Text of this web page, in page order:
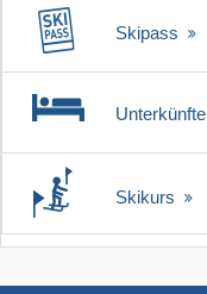
Skipass
Unterkünfte
Skikurs